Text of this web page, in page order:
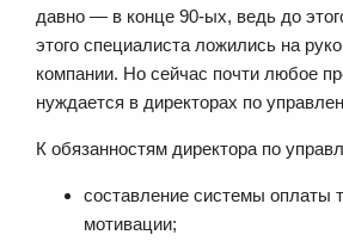
давно — в конце 90-ых, ведь до
этого специалиста ложились на
компании. Но сейчас почти любое
нуждается в директорах по
К обязанностям директора по
составление системы оплаты
мотивации;